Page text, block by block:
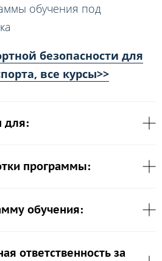
обучения под
безопасности для
все курсы>>
для:
программы:
обучения:
ответственность за